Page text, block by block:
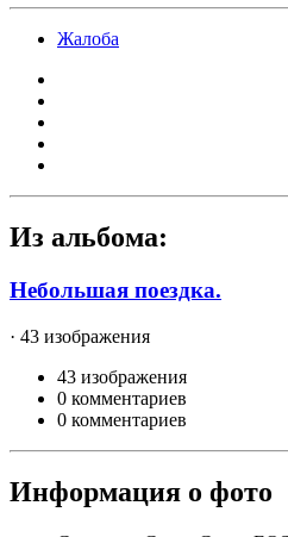
Жалоба
Из альбома:
Небольшая поездка.
· 43 изображения
43 изображения
0 комментариев
0 комментариев
Информация о фото